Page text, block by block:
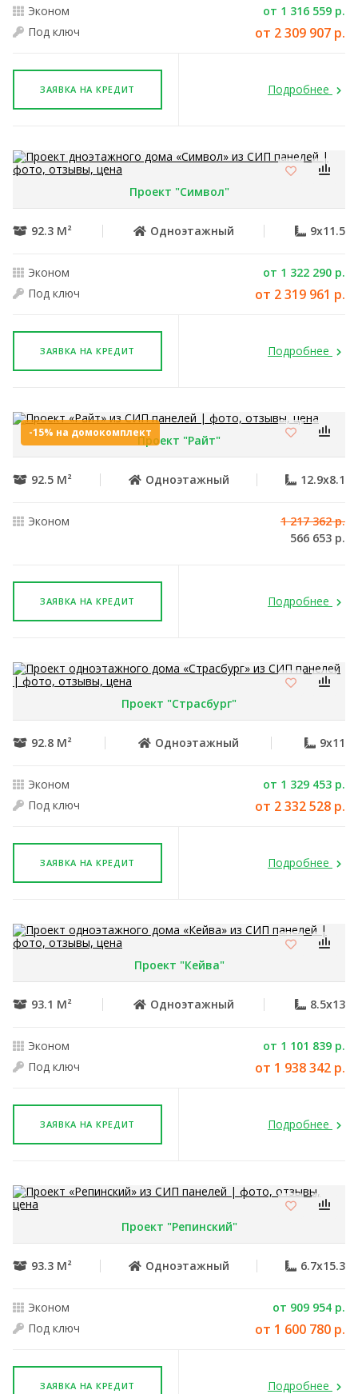
Эконом
от 1 316 559 р.
Под ключ
от 2 309 907 р.
ЗАЯВКА НА КРЕДИТ Подробнее
Проект "Символ"
92.3 М² Одноэтажный 9x11.5
Эконом
от 1 322 290 р.
Под ключ
от 2 319 961 р.
ЗАЯВКА НА КРЕДИТ Подробнее
-15% на домокомплект
Проект "Райт"
92.5 М² Одноэтажный 12.9x8.1
Эконом
1 217 362 р.
566 653 р.
ЗАЯВКА НА КРЕДИТ Подробнее
Проект "Страсбург"
92.8 М² Одноэтажный 9x11
Эконом
от 1 329 453 р.
Под ключ
от 2 332 528 р.
ЗАЯВКА НА КРЕДИТ Подробнее
Проект "Кейва"
93.1 М² Одноэтажный 8.5x13
Эконом
от 1 101 839 р.
Под ключ
от 1 938 342 р.
ЗАЯВКА НА КРЕДИТ Подробнее
Проект "Репинский"
93.3 М² Одноэтажный 6.7x15.3
Эконом
от 909 954 р.
Под ключ
от 1 600 780 р.
ЗАЯВКА НА КРЕДИТ Подробнее